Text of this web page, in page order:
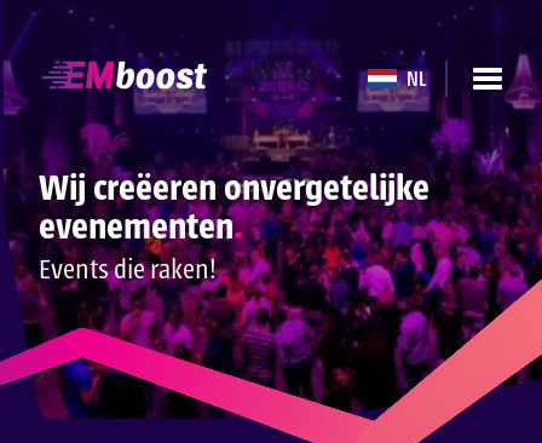
NL
Wij creëeren onvergetelijke
evenementen.
Events die raken!